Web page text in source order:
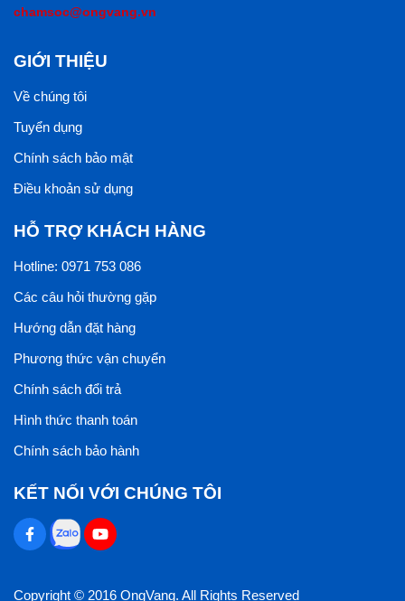
chamsoc@ongvang.vn
GIỚI THIỆU
Về chúng tôi
Tuyển dụng
Chính sách bảo mật
Điều khoản sử dụng
HỖ TRỢ KHÁCH HÀNG
Hotline: 0971 753 086
Các câu hỏi thường gặp
Hướng dẫn đặt hàng
Phương thức vận chuyển
Chính sách đổi trả
Hình thức thanh toán
Chính sách bảo hành
KẾT NỐI VỚI CHÚNG TÔI
Copyright © 2016 OngVang. All Rights Reserved